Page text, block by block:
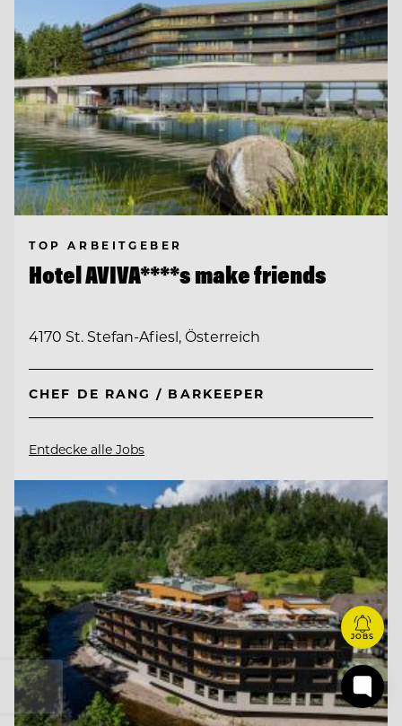
TOP ARBEITGEBER
Hotel AVIVA****s make friends
4170 St. Stefan-Afiesl, Österreich
CHEF DE RANG / BARKEEPER
Entdecke alle Jobs
JOBS